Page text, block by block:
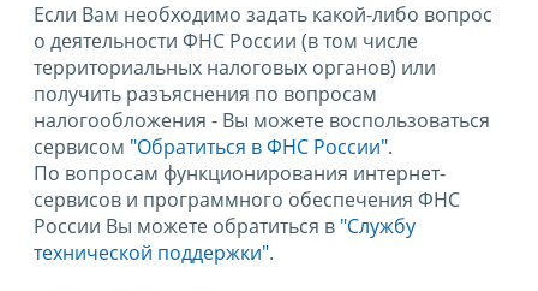
Если Вам необходимо задать какой-либо вопрос
о деятельности ФНС России (в том числе
территориальных налоговых органов) или
получить разъяснения по вопросам
налогообложения - Вы можете воспользоваться
сервисом "Обратиться в ФНС России".
По вопросам функционирования интернет-
сервисов и программного обеспечения ФНС
России Вы можете обратиться в "Службу
технической поддержки".